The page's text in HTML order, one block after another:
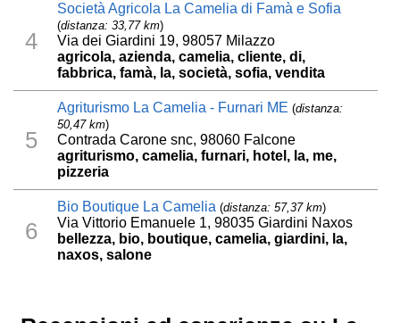
4
Società Agricola La Camelia di Famà e Sofia
(distanza: 33,77 km)
Via dei Giardini 19, 98057 Milazzo
agricola, azienda, camelia, cliente, di,
fabbrica, famà, la, società, sofia, vendita
5
Agriturismo La Camelia - Furnari ME (distanza:
50,47 km)
Contrada Carone snc, 98060 Falcone
agriturismo, camelia, furnari, hotel, la, me,
pizzeria
6
Bio Boutique La Camelia (distanza: 57,37 km)
Via Vittorio Emanuele 1, 98035 Giardini Naxos
bellezza, bio, boutique, camelia, giardini, la,
naxos, salone